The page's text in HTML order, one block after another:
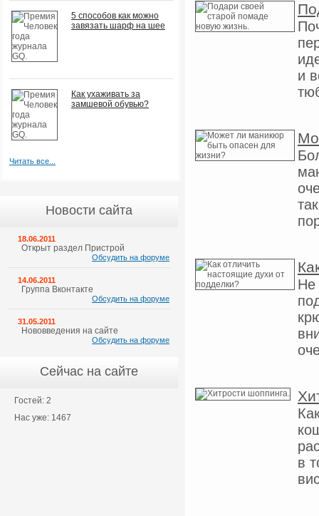
и
Не
в
5 способов как можно
завязать шарф на шее
Как ухаживать за
замшевой обувью?
Читать все...
Новости сайта
18.06.2011
Открыт раздел Пристрой
Обсудить на форуме
14.06.2011
Группа Вконтакте
Обсудить на форуме
31.05.2011
Нововведения на сайте
Обсудить на форуме
Сейчас на сайте
Гостей: 2
Нас уже: 1467